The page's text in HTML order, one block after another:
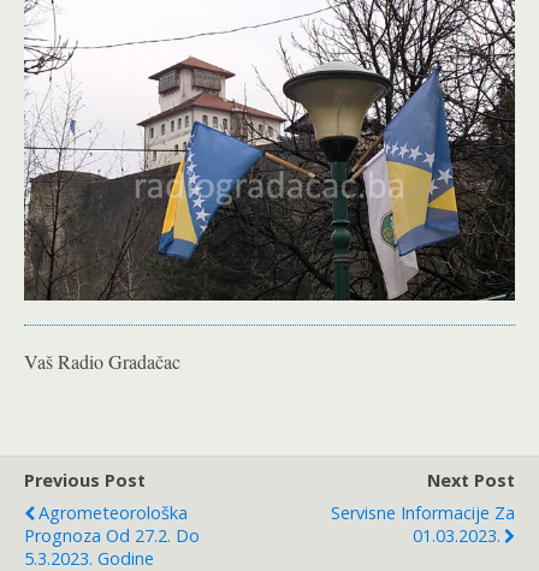
Vaš Radio Gradačac
Previous Post
Agrometeorološka
Prognoza Od 27.2. Do
5.3.2023. Godine
Next Post
Servisne Informacije Za
01.03.2023.